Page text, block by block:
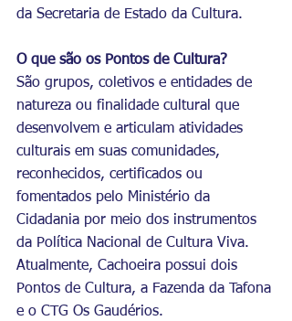
da Secretaria de Estado da Cultura.
O que são os Pontos de Cultura?
São grupos, coletivos e entidades de
natureza ou finalidade cultural que
desenvolvem e articulam atividades
culturais em suas comunidades,
reconhecidos, certificados ou
fomentados pelo Ministério da
Cidadania por meio dos instrumentos
da Política Nacional de Cultura Viva.
Atualmente, Cachoeira possui dois
Pontos de Cultura, a Fazenda da Tafona
e o CTG Os Gaudérios.